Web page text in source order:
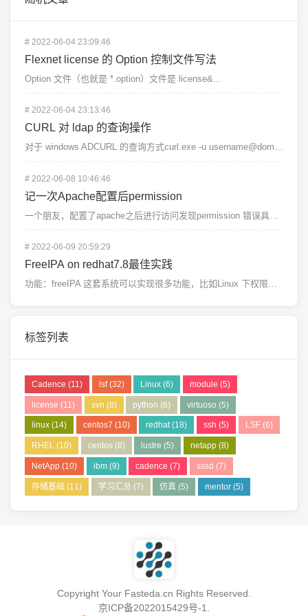
# 2022-06-04 23:09:46
Flexnet license 的 Option 控制文件写法
Option 文件（也就是 *.option）文件是 license&...
# 2022-06-04 23:13:46
CURL 对 ldap 的查询操作
对于 windows ADCURL 的查询方式curl.exe -u username@domain...
# 2022-06-08 10:46:46
记一次Apache配置后permission
一个朋友，配置了apache之后进行访问发现permission 错误具体问题：在centos7上...
# 2022-06-09 20:59:29
FreeIPA on redhat7.8最佳实践
标签列表
Cadence (11) lsf(32) Linux (6) module (5)
license (11) svn (8) python (6) virtuoso (5)
linux(14) centos7 (10) redhat(18) ssh (5) LSF(6)
RHEL(10) centos(8) lustre (5) netapp (8)
NetApp(10) ibm(9) cadence (7) sssd (7)
存储基础 (11) 学习汇总 (7) 仿真 (5) mentor (5)
Copyright Your Fasteda.cn Rights Reserved.
京ICP备2022015429号-1